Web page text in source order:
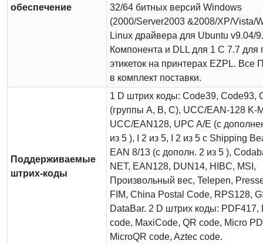
обеспечение
32/64 битных версий Windows
(2000/Server2003 &2008/XP/Vista/
Linux драйвера для Ubuntu v9.04/
Компонента и DLL для 1 С 7.7 для
этикеток на принтерах EZPL. Все
в комплект поставки.
Поддерживаемые
штрих-коды
1 D штрих коды: Code39, Code93,
(группы A, B, C), UCC/EAN-128 K-
UCC/EAN128, UPC A/E (c
из 5 ), I 2 из 5, I 2 из 5 с Shipping
EAN 8/13 (с дополн. 2 из 5 ),
NET, EAN128, DUN14, HIBC, MSI,
Произвольный вес, Telepen,
FIM, China Postal Code, RPS128,
DataBar. 2 D штрих коды: PDF417,
code, MaxiCode, QR code, Micro
MicroQR code, Aztec code.